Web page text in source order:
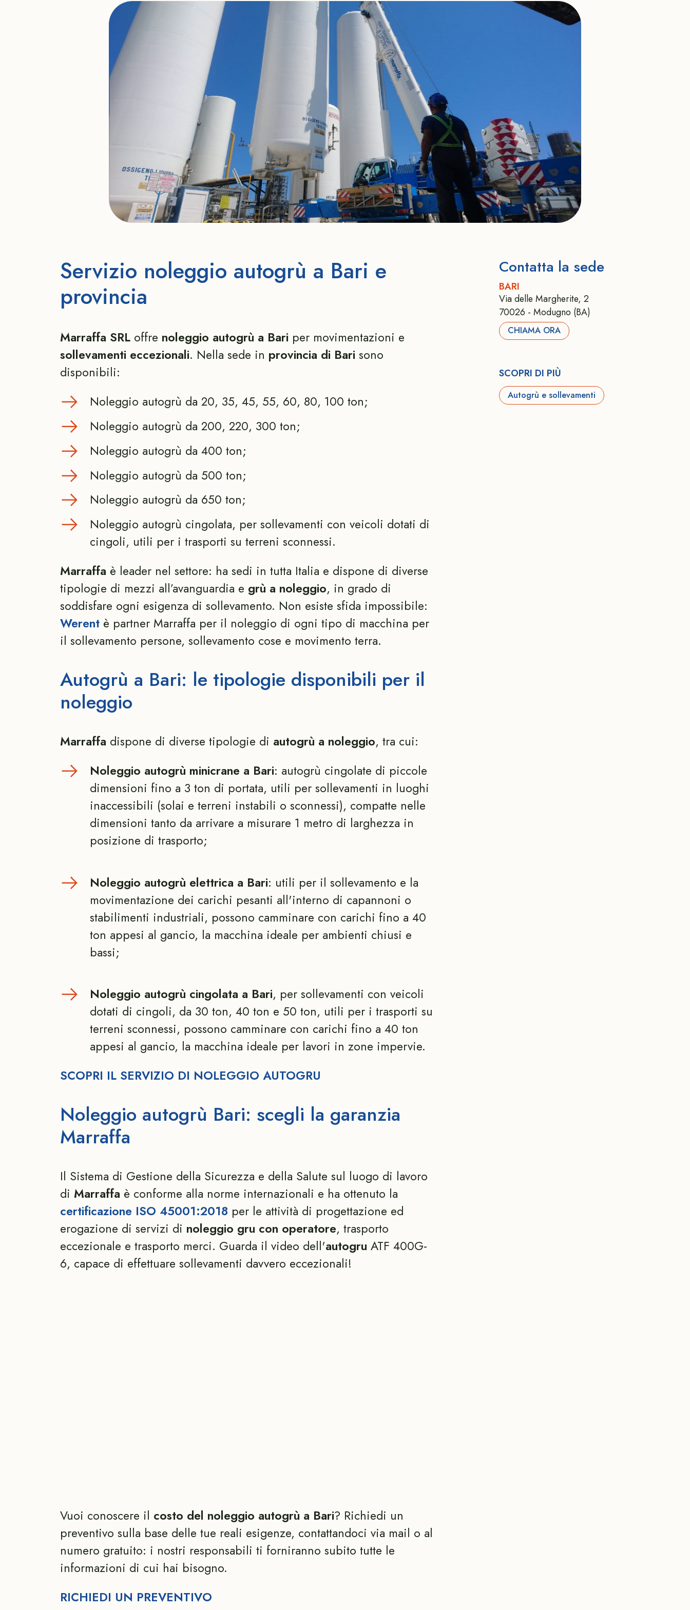
Servizio noleggio autogrù a Bari e
provincia
Marraffa SRL offre noleggio autogrù a Bari per movimentazioni e
sollevamenti eccezionali. Nella sede in provincia di Bari sono
disponibili:
Noleggio autogrù da 20, 35, 45, 55, 60, 80, 100 ton;
Noleggio autogrù da 200, 220, 300 ton;
Noleggio autogrù da 400 ton;
Noleggio autogrù da 500 ton;
Noleggio autogrù da 650 ton;
Noleggio autogrù cingolata, per sollevamenti con veicoli dotati di
cingoli, utili per i trasporti su terreni sconnessi.
Marraffa è leader nel settore: ha sedi in tutta Italia e dispone di diverse
tipologie di mezzi all’avanguardia e grù a noleggio, in grado di
soddisfare ogni esigenza di sollevamento. Non esiste sfida impossibile:
Werent è partner Marraffa per il noleggio di ogni tipo di macchina per
il sollevamento persone, sollevamento cose e movimento terra.
Autogrù a Bari: le tipologie disponibili per il
noleggio
Marraffa dispone di diverse tipologie di autogrù a noleggio, tra cui:
Noleggio autogrù minicrane a Bari: autogrù cingolate di piccole
dimensioni fino a 3 ton di portata, utili per sollevamenti in luoghi
inaccessibili (solai e terreni instabili o sconnessi), compatte nelle
dimensioni tanto da arrivare a misurare 1 metro di larghezza in
posizione di trasporto;
Noleggio autogrù elettrica a Bari: utili per il sollevamento e la
movimentazione dei carichi pesanti all'interno di capannoni o
stabilimenti industriali, possono camminare con carichi fino a 40
ton appesi al gancio, la macchina ideale per ambienti chiusi e
bassi;
Noleggio autogrù cingolata a Bari, per sollevamenti con veicoli
dotati di cingoli, da 30 ton, 40 ton e 50 ton, utili per i trasporti su
terreni sconnessi, possono camminare con carichi fino a 40 ton
appesi al gancio, la macchina ideale per lavori in zone impervie.
SCOPRI IL SERVIZIO DI NOLEGGIO AUTOGRU
Noleggio autogrù Bari: scegli la garanzia
Marraffa
Il Sistema di Gestione della Sicurezza e della Salute sul luogo di lavoro
di Marraffa è conforme alla norme internazionali e ha ottenuto la
certificazione ISO 45001:2018 per le attività di progettazione ed
erogazione di servizi di noleggio gru con operatore, trasporto
eccezionale e trasporto merci. Guarda il video dell'autogru ATF 400G-
6, capace di effettuare sollevamenti davvero eccezionali!
Vuoi conoscere il costo del noleggio autogrù a Bari? Richiedi un
preventivo sulla base delle tue reali esigenze, contattandoci via mail o al
numero gratuito: i nostri responsabili ti forniranno subito tutte le
informazioni di cui hai bisogno.
RICHIEDI UN PREVENTIVO
Contatta la sede
BARI
Via delle Margherite, 2
70026 - Modugno (BA)
CHIAMA ORA
SCOPRI DI PIÙ
Autogrù e sollevamenti